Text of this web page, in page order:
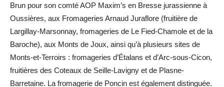
Brun pour son comté AOP Maxim’s en Bresse jurassienne à
Oussières, aux Fromageries Arnaud Juraflore (fruitière de
Largillay-Marsonnay, fromageries de Le Fied-Chamole et de la
Baroche), aux Monts de Joux, ainsi qu’à plusieurs sites de
Monts-et-Terroirs : fromageries d’Étalans et d’Arc-sous-Cicon,
fruitières des Coteaux de Seille-Lavigny et de Plasne-
Barretaine. La fromagerie de Poncin est également distinguée.